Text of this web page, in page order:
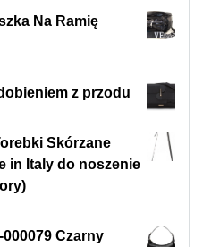
Na Ramię
z przodu
Skórzane
in Italy do noszenie
Czarny